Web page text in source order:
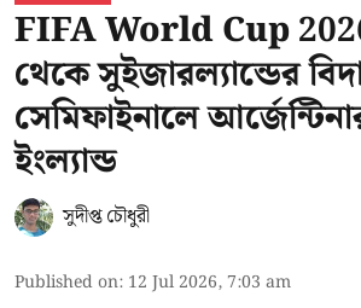
FIFA World Cup
থেকে সুইজারল্যান্ডের
সেমিফাইনালে
ইংল্যান্ড
সুদীপ্ত চৌধুরী
Published on: 12 Jul 2026, 7:03 am